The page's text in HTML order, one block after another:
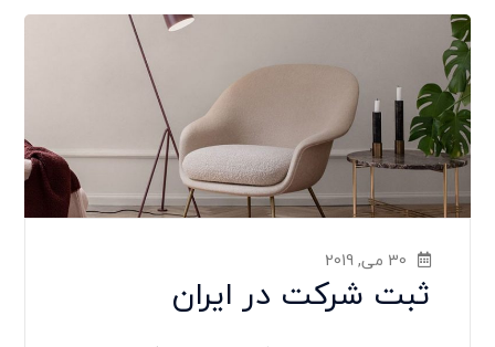
30 می, 2019
ثبت شرکت در ایران